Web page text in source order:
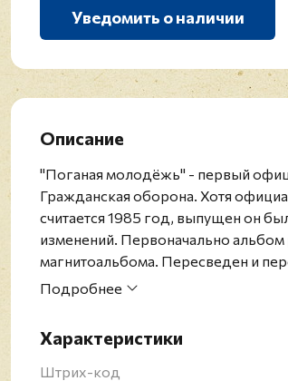
Уведомить о наличии
Описание
"Поганая молодёжь" - первый
Гражданская оборона. Хотя
считается 1985 год, выпущен он
изменений. Первоначально альбом
магнитоальбома. Пересведен и
в 2006 году. Данное переиздание
Рябиновым. Музыка коллектива на
себя панк-рок и постпанк с
Подробнее
Характеристики
Штрих-код